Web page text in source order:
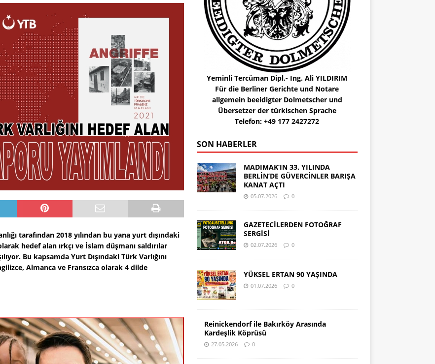
tarafından 2018 yılından bu yana yurt dışındaki
hedef alan ırkçı ve İslam düşmanı saldırılar
Bu kapsamda Yurt Dışındaki Türk Varlığını
Almanca ve Fransızca olarak 4 dilde
Yeminli Tercüman Dipl.- Ing. Ali YILDIRIM
Für die Berliner Gerichte und Notare
allgemein beeidigter Dolmetscher und
Übersetzer der türkischen Sprache
Telefon: +49 177 2427272
SON HABERLER
MADIMAK’IN 33. YILINDA
BERLİN’DE GÜVERCİNLER BARIŞA
KANAT AÇTI
05.07.2026 0
GAZETECİLERDEN FOTOĞRAF
SERGİSİ
02.07.2026 0
YÜKSEL ERTAN 90 YAŞINDA
01.07.2026 0
Reinickendorf ile Bakırköy Arasında
Kardeşlik Köprüsü
27.05.2026 0